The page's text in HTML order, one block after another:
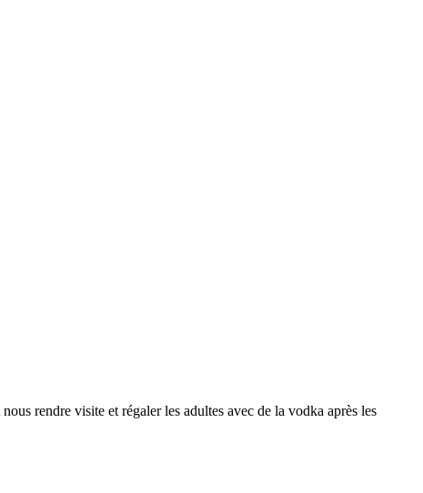
rendre visite et régaler les adultes avec de la vodka après les